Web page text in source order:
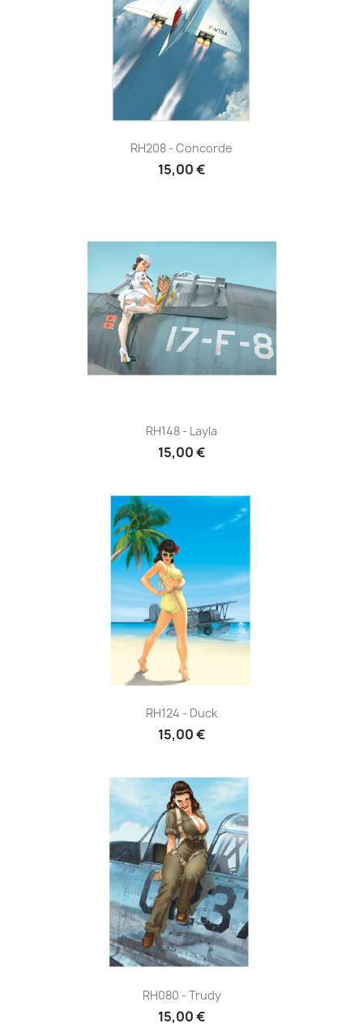
RH208 - Concorde
15,00 €
RH148 - Layla
15,00 €
RH124 - Duck
15,00 €
RH080 - Trudy
15,00 €